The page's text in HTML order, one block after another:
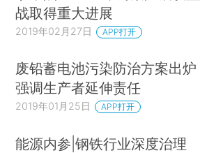
战取得重大进展
2019年02月27日 APP打开
废铅蓄电池污染防治方案出炉
强调生产者延伸责任
2019年01月25日 APP打开
能源内参|钢铁行业深度治理